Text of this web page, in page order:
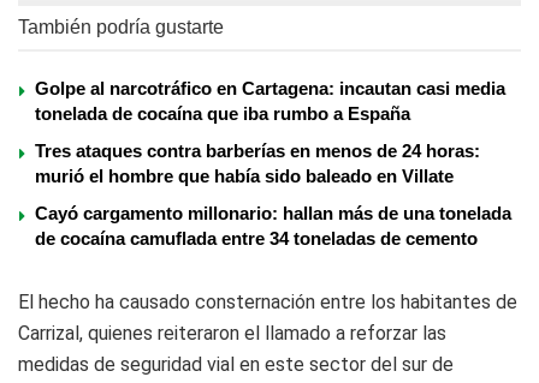
También podría gustarte
Golpe al narcotráfico en Cartagena: incautan casi media
tonelada de cocaína que iba rumbo a España
Tres ataques contra barberías en menos de 24 horas:
murió el hombre que había sido baleado en Villate
Cayó cargamento millonario: hallan más de una tonelada
de cocaína camuflada entre 34 toneladas de cemento
El hecho ha causado consternación entre los habitantes de
Carrizal, quienes reiteraron el llamado a reforzar las
medidas de seguridad vial en este sector del sur de